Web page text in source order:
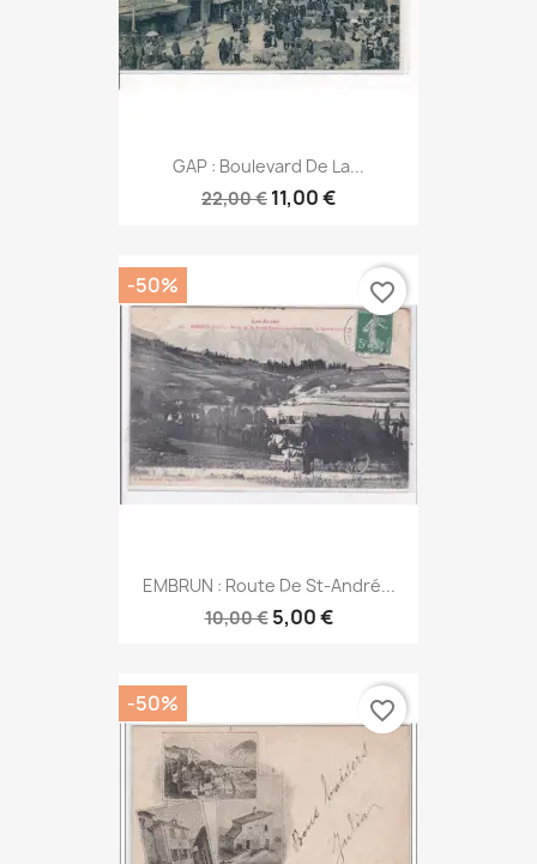
GAP : Boulevard De La...
22,00 € 11,00 €
EMBRUN : Route De St-André...
10,00 € 5,00 €
-50% favorite_border
-50% favorite_border